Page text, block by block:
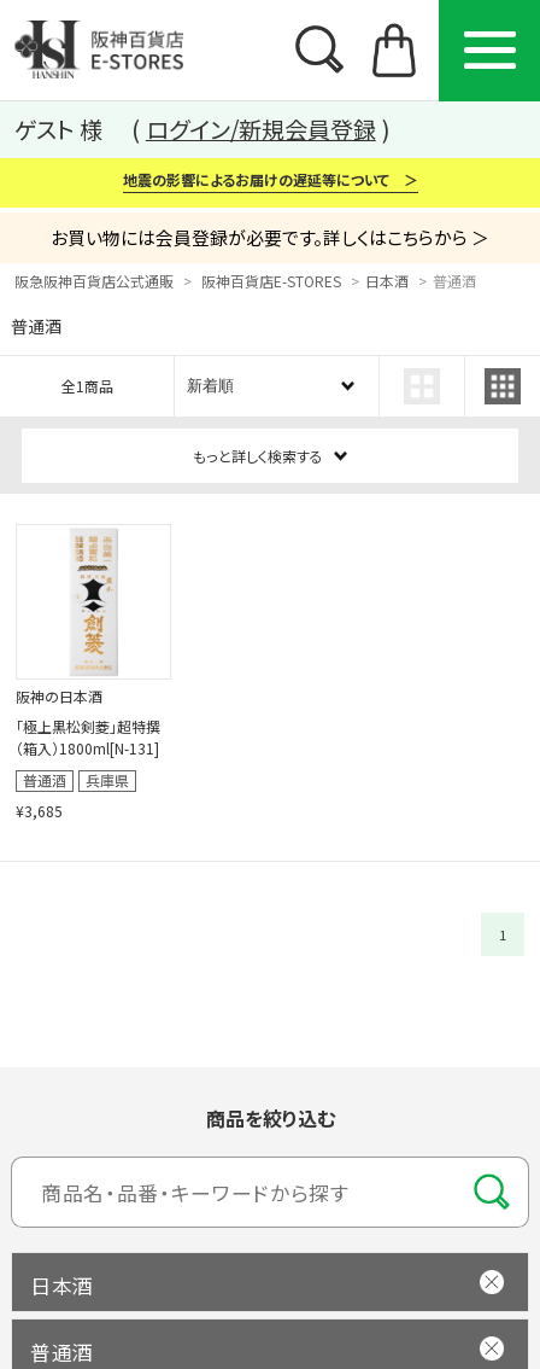
カテゴリー ブランド
ゲスト 様 ログイン/新規会員登録
地震の影響によるお届けの遅延等について ＞
お買い物には会員登録が必要です。詳しくはこちらから ＞
阪急阪神百貨店公式通販 阪神百貨店E-STORES 日本酒 普通酒
普通酒
全1商品
もっと詳しく検索する
阪神の日本酒
「極上黒松剣菱」超特撰
（箱入）1800ml[N-131]
¥3,685
1
商品を絞り込む
日本酒
普通酒